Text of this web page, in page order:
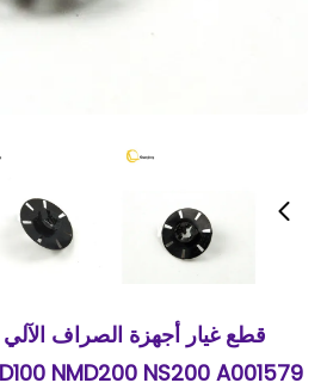
قطع غيار أجهزة الصراف
NMD200 NS200 A001579